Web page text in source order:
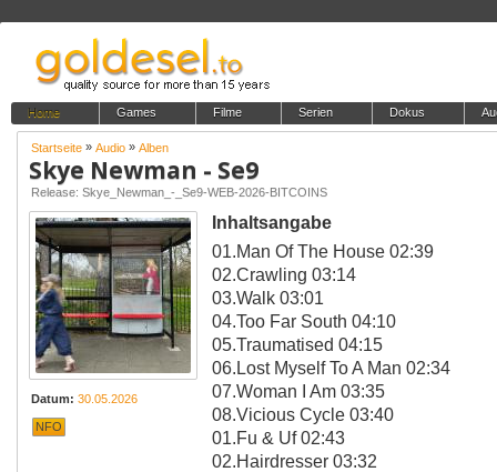
Home Games Filme Serien Dokus
Startseite » Audio » Alben
Skye Newman - Se9
Release: Skye_Newman_-_Se9-WEB-2026-BITCOINS
Datum: 30.05.2026
NFO
Inhaltsangabe
01.Man Of The House 02:39
02.Crawling 03:14
03.Walk 03:01
04.Too Far South 04:10
05.Traumatised 04:15
06.Lost Myself To A Man 02:34
07.Woman I Am 03:35
08.Vicious Cycle 03:40
01.Fu & Uf 02:43
02.Hairdresser 03:32